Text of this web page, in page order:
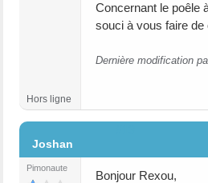
Concernant le poêle
souci à vous faire de
Dernière modification
Hors ligne
Joshan
Pimonaute
Bonjour Rexou,